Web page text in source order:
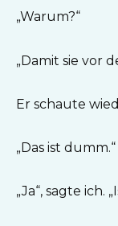
„Warum?“
„Damit sie vor
Er schaute
„Das ist dumm.“
„Ja“, sagte ich.